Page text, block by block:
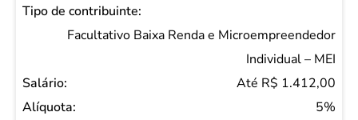
Tipo de
contribuinte
Alíquota
Valor do
Facultativo Baixa Renda e Microempreendedor
Individual – MEI
Até R$ 1.412,00
5%